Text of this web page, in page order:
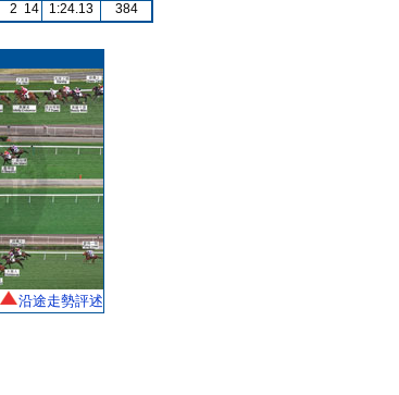
2 14 1:24.13 384
沿途走勢評述